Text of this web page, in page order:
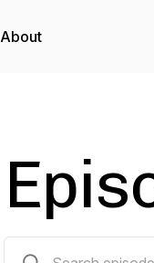
About